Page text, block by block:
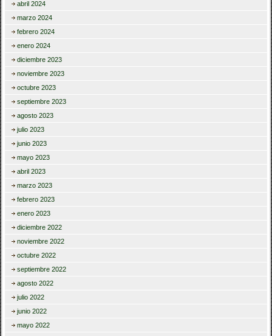
abril 2024
marzo 2024
febrero 2024
enero 2024
diciembre 2023
noviembre 2023
octubre 2023
septiembre 2023
agosto 2023
julio 2023
junio 2023
mayo 2023
abril 2023
marzo 2023
febrero 2023
enero 2023
diciembre 2022
noviembre 2022
octubre 2022
septiembre 2022
agosto 2022
julio 2022
junio 2022
mayo 2022